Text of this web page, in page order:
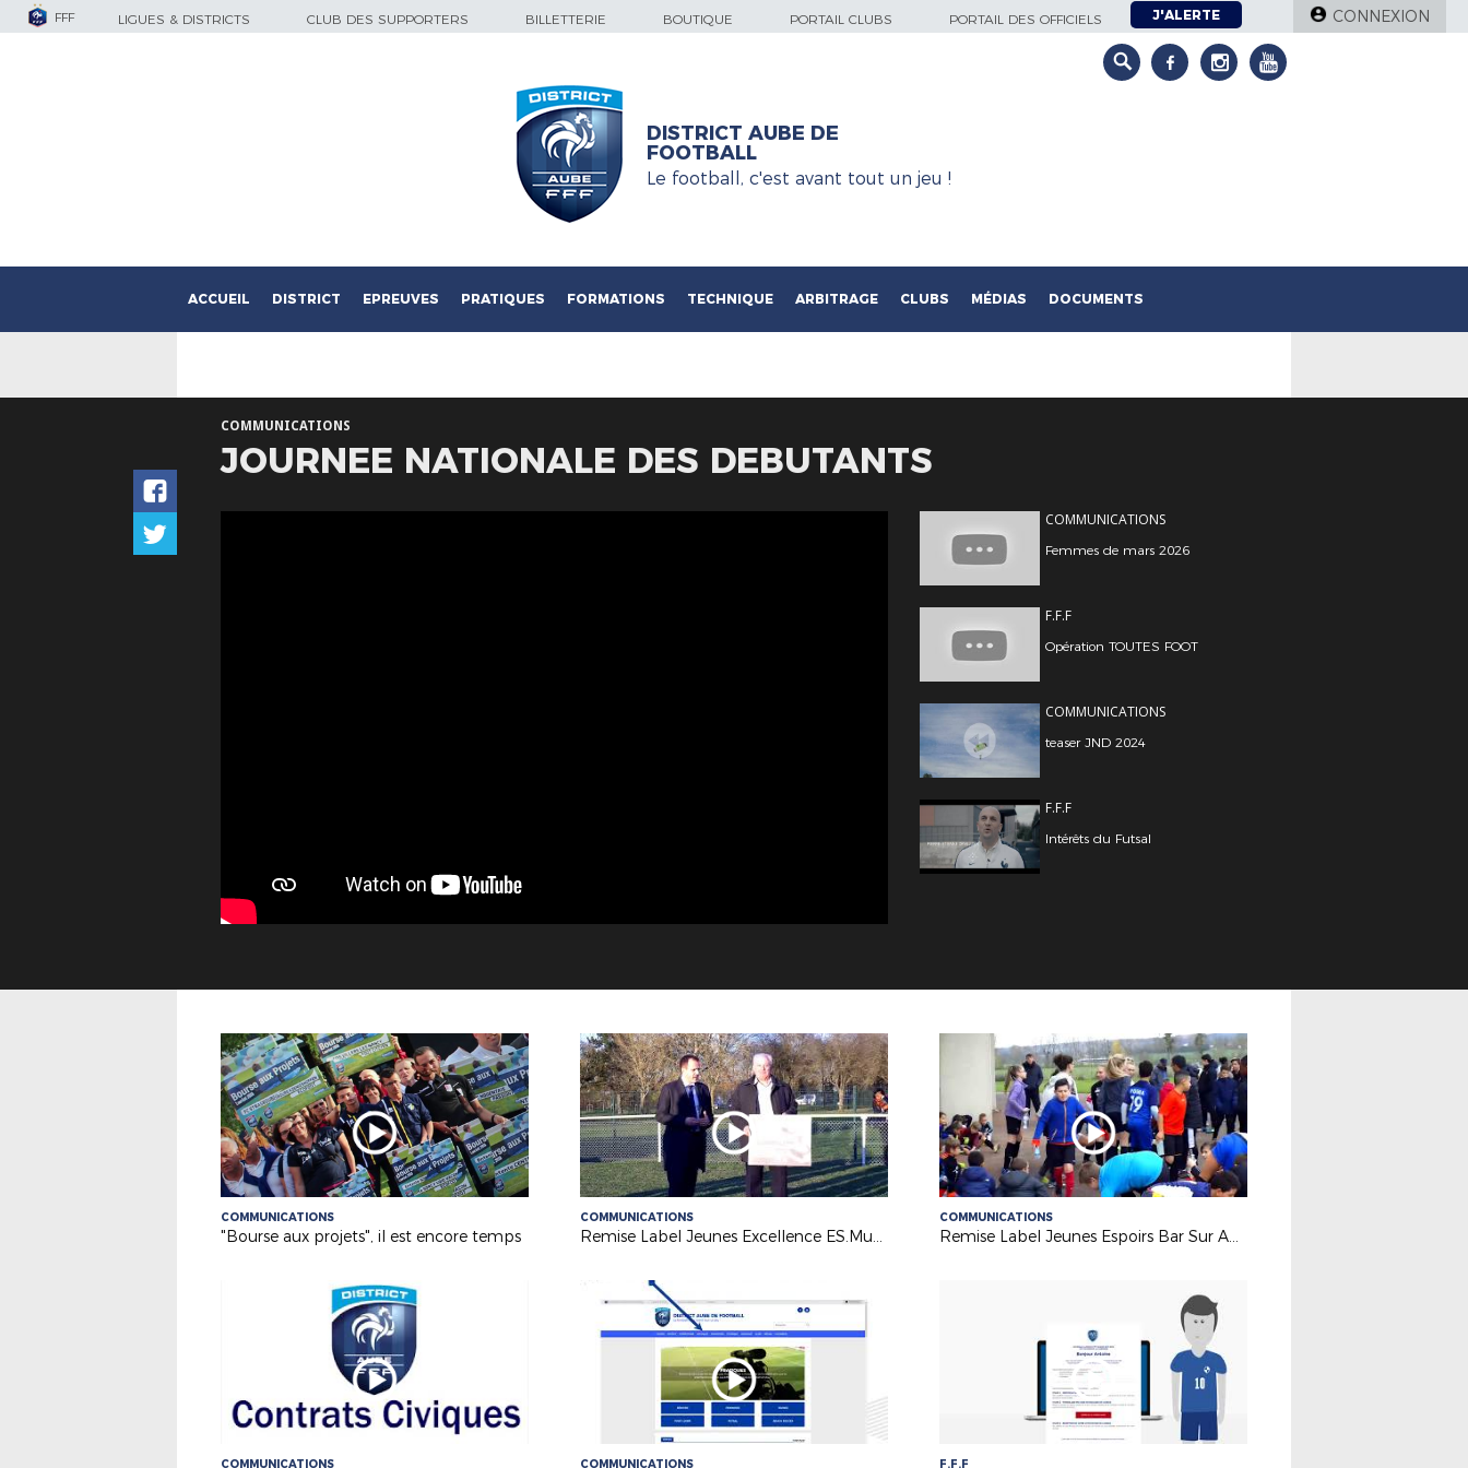
FFF LIGUES & DISTRICTS CLUB DES SUPPORTERS BILLETTERIE BOUTIQUE PORTAIL CLUBS PORTAIL DES OFFICIELS J'ALERTE CONNEXION
DISTRICT AUBE DE
FOOTBALL
Le football, c'est avant tout un jeu !
ACCUEIL DISTRICT EPREUVES PRATIQUES FORMATIONS TECHNIQUE ARBITRAGE CLUBS MÉDIAS DOCUMENTS
COMMUNICATIONS
JOURNEE NATIONALE DES DEBUTANTS
COMMUNICATIONS
Femmes de mars 2026
F.F.F
Opération TOUTES FOOT
COMMUNICATIONS
teaser JND 2024
F.F.F
Intérêts du Futsal
COMMUNICATIONS
"Bourse aux projets", il est encore temps
COMMUNICATIONS
Remise Label Jeunes Excellence ES.Municipaux
COMMUNICATIONS
Remise Label Jeunes Espoirs Bar Sur Aube
COMMUNICATIONS COMMUNICATIONS F.F.F